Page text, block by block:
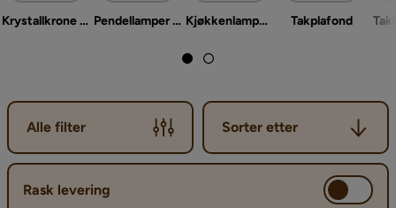
Krystallkrone & takkrone Pendellamper & Hengelamper Kjøkkenlampe & taklampe kjøkken Takplafond
Alle filter
Sorter etter
Sorter etter
Rask levering